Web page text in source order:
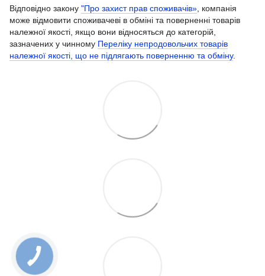
Відповідно закону "Про захист прав споживачів» , компанія
може відмовити споживачеві в обміні та поверненні товарів
належної якості, якщо вони відносяться до категорій,
зазначених у чинному Переліку непродовольчих товарів
належної якості, що не підлягають поверненню та обміну.